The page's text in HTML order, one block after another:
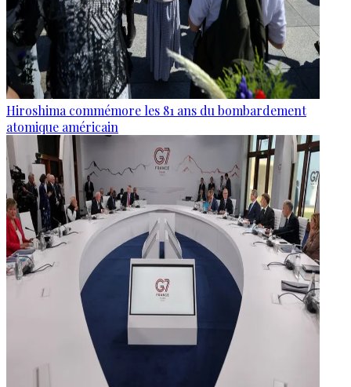
Hiroshima commémore les 81 ans du bombardement
atomique américain